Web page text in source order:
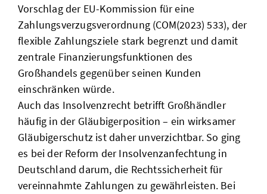
Vorschlag der EU-Kommission für eine
Zahlungsverzugsverordnung (COM(2023) 533), der
flexible Zahlungsziele stark begrenzt und damit
zentrale Finanzierungsfunktionen des
Großhandels gegenüber seinen Kunden
einschränken würde.
Auch das Insolvenzrecht betrifft Großhändler
häufig in der Gläubigerposition – ein wirksamer
Gläubigerschutz ist daher unverzichtbar. So ging
es bei der Reform der Insolvenzanfechtung in
Deutschland darum, die Rechtssicherheit für
vereinnahmte Zahlungen zu gewährleisten. Bei